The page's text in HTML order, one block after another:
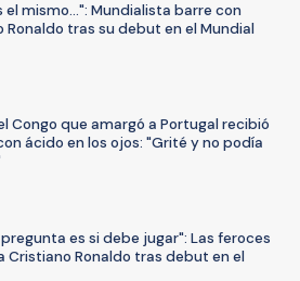
el mismo...": Mundialista barre con
Ronaldo tras su debut en el Mundial
Congo que amargó a Portugal recibió
ácido en los ojos: "Grité y no podía
es si debe jugar": Las feroces
Cristiano Ronaldo tras debut en el